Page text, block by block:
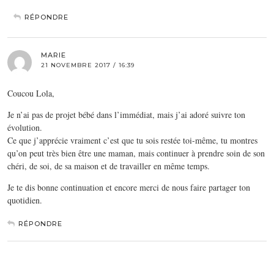
RÉPONDRE
MARIE
21 NOVEMBRE 2017 / 16:39
Coucou Lola,
Je n’ai pas de projet bébé dans l’immédiat, mais j’ai adoré suivre ton
évolution.
Ce que j’apprécie vraiment c’est que tu sois restée toi-même, tu montres
qu’on peut très bien être une maman, mais continuer à prendre soin de son
chéri, de soi, de sa maison et de travailler en même temps.
Je te dis bonne continuation et encore merci de nous faire partager ton
quotidien.
RÉPONDRE